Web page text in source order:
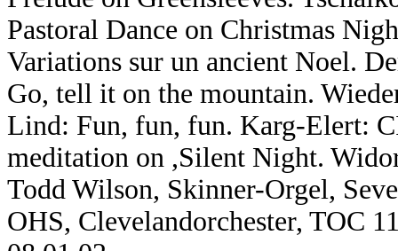
Pastoral Dance on Christmas
Variations sur un ancient Noel.
Go, tell it on the mountain.
Lind: Fun, fun, fun. Karg-Elert:
meditation on ,Silent Night.
Todd Wilson, Skinner-Orgel,
OHS, Clevelandorchester, TOC